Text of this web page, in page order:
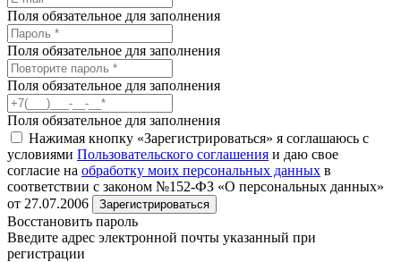
Поля обязательное для заполнения
Поля обязательное для заполнения
Поля обязательное для заполнения
Поля обязательное для заполнения
Нажимая кнопку «Зарегистрироваться» я соглашаюсь с
условиями Пользовательского соглашения и даю свое
согласие на обработку моих персональных данных в
соответствии с законом №152-ФЗ «О персональных данных»
от 27.07.2006
Зарегистрироваться
Восстановить пароль
Введите адрес электронной почты указанный при
регистрации